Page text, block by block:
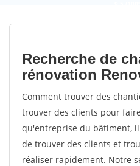
9,5
Recherche de
rénovation
Comment trouver des
trouver des clients pour
qu'entreprise du bâtiment,
de trouver des clients et
réaliser rapidement. Notre